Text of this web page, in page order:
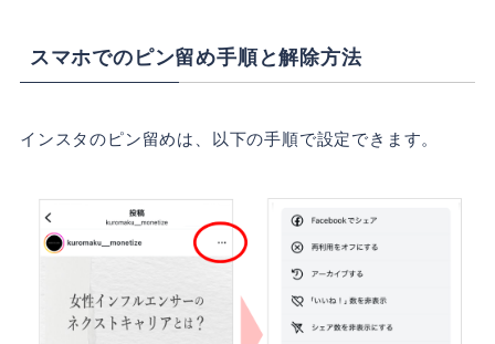
スマホでのピン留め手順と解除方法
インスタのピン留めは、以下の手順で設定できます。